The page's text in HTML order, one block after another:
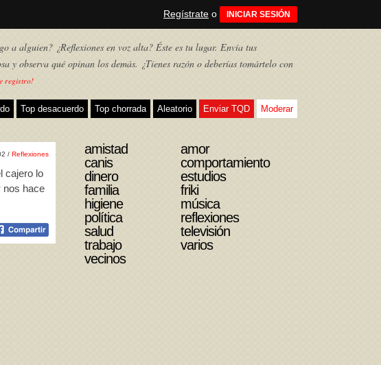
Regístrate o INICIAR SESIÓN
a alguien? ¿Reflexiones en voz alta? Éste es tu lugar. Envía tus
y observa qué opinan los demás. ¿Tienes razón o deberías tomártelo con
registro!
Top desacuerdo Top chorrada Aleatorio Enviar TQD Moderar
TQD
/ Reflexiones
cajero lo
nos hace
amistad
amor
canis
comportamiento
dinero
estudios
familia
friki
higiene
música
política
reflexiones
salud
televisión
trabajo
varios
vecinos